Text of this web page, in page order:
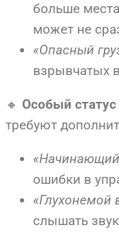
больше
может не
«Опасный
взрывчатых
🔸 Особый
требуют
«Начинающий
ошибки в
«Глухонемой
слышать